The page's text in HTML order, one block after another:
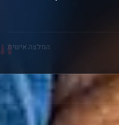
"המלצה אישית